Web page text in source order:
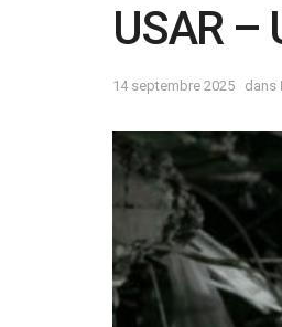
USAR –
14 septembre 2025 dans